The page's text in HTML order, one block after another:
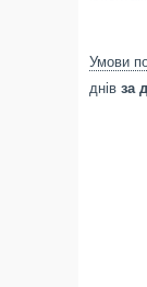
днів за